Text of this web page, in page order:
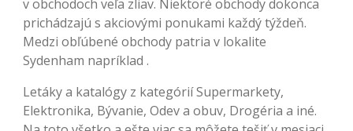
v obchodoch veľa zliav. Niektoré obchody dokonca
prichádzajú s akciovými ponukami každý týždeň.
Medzi obľúbené obchody patria v lokalite
Sydenham napríklad .
Letáky a katalógy z kategórií Supermarkety,
Elektronika, Bývanie, Odev a obuv, Drogéria a iné.